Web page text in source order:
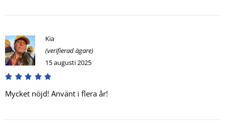
Kia
(verifierad ägare)
15 augusti 2025
Mycket nöjd! Använt i flera år!